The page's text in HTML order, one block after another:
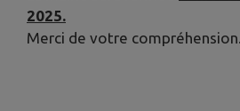
2025.
Merci de votre compréhension.